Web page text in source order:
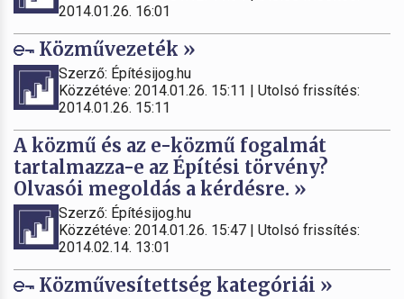
2014.01.26. 16:01
Közművezeték »
Szerző: Építésijog.hu
Közzétéve: 2014.01.26. 15:11 | Utolsó frissítés:
2014.01.26. 15:11
A közmű és az e-közmű fogalmát
tartalmazza-e az Építési törvény?
Olvasói megoldás a kérdésre. »
Szerző: Építésijog.hu
Közzétéve: 2014.01.26. 15:47 | Utolsó frissítés:
2014.02.14. 13:01
Közművesítettség kategóriái »